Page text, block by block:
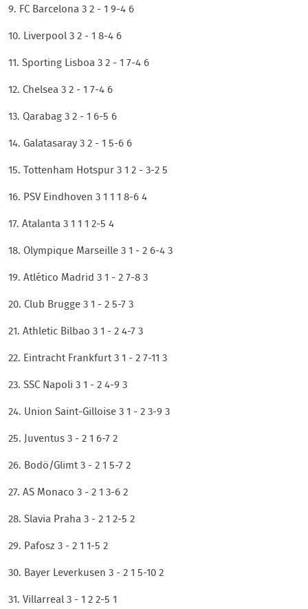
9. FC Barcelona 3 2 - 1 9-4 6
10. Liverpool 3 2 - 1 8-4 6
11. Sporting Lisboa 3 2 - 1 7-4 6
12. Chelsea 3 2 - 1 7-4 6
13. Qarabag 3 2 - 1 6-5 6
14. Galatasaray 3 2 - 1 5-6 6
15. Tottenham Hotspur 3 1 2 - 3-2 5
16. PSV Eindhoven 3 1 1 1 8-6 4
17. Atalanta 3 1 1 1 2-5 4
18. Olympique Marseille 3 1 - 2 6-4 3
19. Atlético Madrid 3 1 - 2 7-8 3
20. Club Brugge 3 1 - 2 5-7 3
21. Athletic Bilbao 3 1 - 2 4-7 3
22. Eintracht Frankfurt 3 1 - 2 7-11 3
23. SSC Napoli 3 1 - 2 4-9 3
24. Union Saint-Gilloise 3 1 - 2 3-9 3
25. Juventus 3 - 2 1 6-7 2
26. Bodö/Glimt 3 - 2 1 5-7 2
27. AS Monaco 3 - 2 1 3-6 2
28. Slavia Praha 3 - 2 1 2-5 2
29. Pafosz 3 - 2 1 1-5 2
30. Bayer Leverkusen 3 - 2 1 5-10 2
31. Villarreal 3 - 1 2 2-5 1